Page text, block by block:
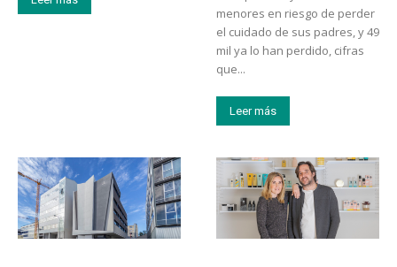
menores en riesgo de perder
el cuidado de sus padres, y 49
mil ya lo han perdido, cifras
que...
Leer más